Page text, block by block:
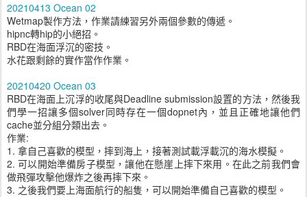
20210413 Ocean 02
Wetmap製作方法，作業請練習另外兩個參數的傳遞。
hipnc轉hip的小絕招。
RBD在海面浮沉的密技。
水花跟剩餘的實作當作作業。
20210420 Ocean 03
RBD在海面上沉浮的收尾與Deadline submission設置的方法，然後我
們學一招讓多個solver同時存在一個dopnet內，並且正確地讓他們
cache並分組分類出去。
作業:
1. 拿自己喜歡的模型，摔到海上，接著測試載浮載沉的海水模擬。
2. 可以開始準備房子模型，讓他在懸崖上摔下來用。在此之前我們會
做飛彈攻擊他爆炸之後再摔下來。
3. 之後我們要上海面航行的船隻，可以開始準備自己喜歡的模型。